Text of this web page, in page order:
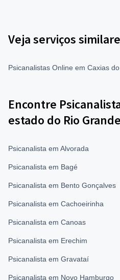
Veja serviços
Psicanalistas Online em Caxias
Encontre
estado do Rio
Psicanalista em Alvorada
Psicanalista em Bagé
Psicanalista em Bento Gonçalves
Psicanalista em Cachoeirinha
Psicanalista em Canoas
Psicanalista em Erechim
Psicanalista em Gravataí
Psicanalista em Novo Hamburgo